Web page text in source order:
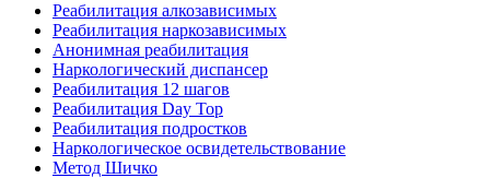
Реабилитация алкозависимых
Реабилитация наркозависимых
Анонимная реабилитация
Наркологический диспансер
Реабилитация 12 шагов
Реабилитация Day Top
Реабилитация подростков
Наркологическое освидетельствование
Метод Шичко